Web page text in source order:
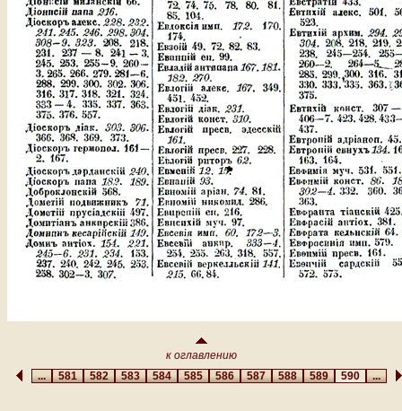
к оглавлению
...581582583584585586587588589 590 ...